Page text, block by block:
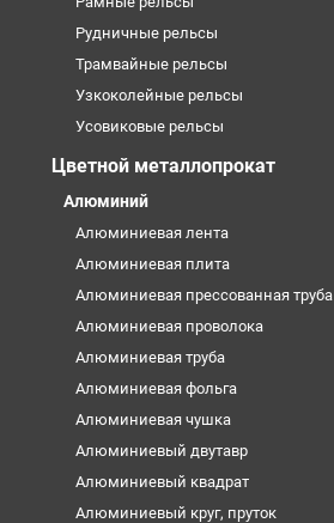
Рудничные рельсы
Трамвайные рельсы
Узкоколейные рельсы
Усовиковые рельсы
Цветной металлопрокат
Алюминий
Алюминиевая лента
Алюминиевая плита
Алюминиевая прессованная труба
Алюминиевая проволока
Алюминиевая труба
Алюминиевая фольга
Алюминиевая чушка
Алюминиевый двутавр
Алюминиевый квадрат
Алюминиевый круг, пруток